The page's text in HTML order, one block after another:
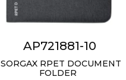
AP721881-10
SORGAX RPET DOCUMENT
FOLDER